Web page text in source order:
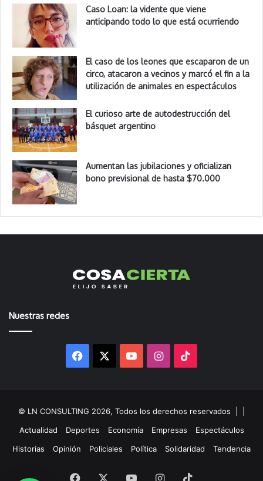
Caso Loan: la vidente que viene
anticipando todo lo que está ocurriendo
El caso de los leones que escaparon de un
circo, atacaron a vecinos y marcó el fin a la
utilización de animales en espectáculos
El curioso arte de autodestrucción del
básquet argentino
Aumentan las jubilaciones y oficializan
bono previsional de hasta $70.000
Nuestras redes
Facebook YouTubeInstagram
© LN CONSULTING 2026, Todos los derechos reservados |
Actualidad
Deportes Economía Empresas
Espectáculos
Historias
Opinión Policiales Política Solidaridad Tendencia
Facebook YouTubeInstagram